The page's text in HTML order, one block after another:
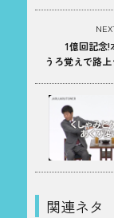
1億回記念!
うろ覚えで路
関連ネタ